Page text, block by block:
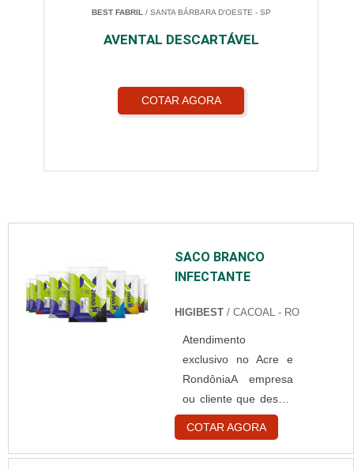
BEST FABRIL / SANTA BÁRBARA D'OESTE - SP
AVENTAL DESCARTÁVEL
COTAR AGORA
SACO BRANCO
INFECTANTE
HIGIBEST / CACOAL - RO
Atendimento
exclusivo no Acre e
RondôniaA empresa
ou cliente que deseja
encontrar por saco
branco infectante,
sem dúvidas,
COTAR AGORA